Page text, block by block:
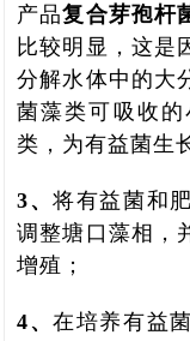
产品复合芽孢杆
比较明显，这是
分解水体中的大
菌藻类可吸收
类，为有益菌生
3、将有益菌和
调整塘口藻相，
增殖；
4、在培养有益